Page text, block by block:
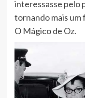
interessasse pelo
tornando mais um
O Mágico de Oz.